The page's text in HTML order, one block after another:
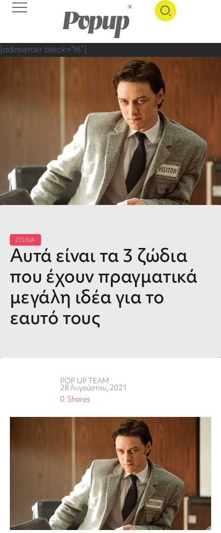
[adinserter block="16"]
ΖΩΔΙΑ
Αυτά είναι τα 3 ζώδια
που έχουν πραγματικά
μεγάλη ιδέα για το
εαυτό τους
POP UP TEAM
28 Αυγούστου, 2021
Shares
0